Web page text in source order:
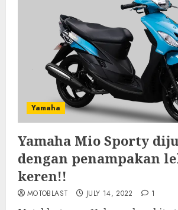
Yamaha
Yamaha Mio Sporty
dengan penampakan
keren!!
MOTOBLAST JULY 14, 2022 1